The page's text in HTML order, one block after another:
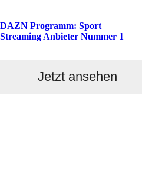
DAZN Programm: Sport
Streaming Anbieter Nummer 1
Jetzt ansehen